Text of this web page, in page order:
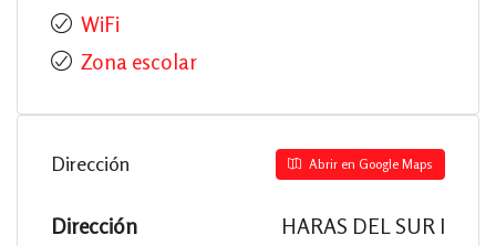
WiFi
Zona escolar
Dirección Abrir en Google Maps
Dirección
HARAS DEL SUR I